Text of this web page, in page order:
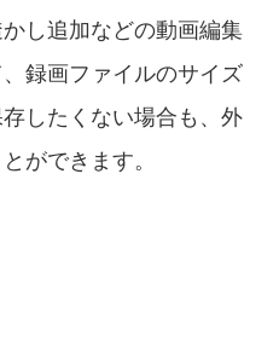
し追加などの動画編集
録画ファイルのサイズ
したくない場合も、外
ができます。